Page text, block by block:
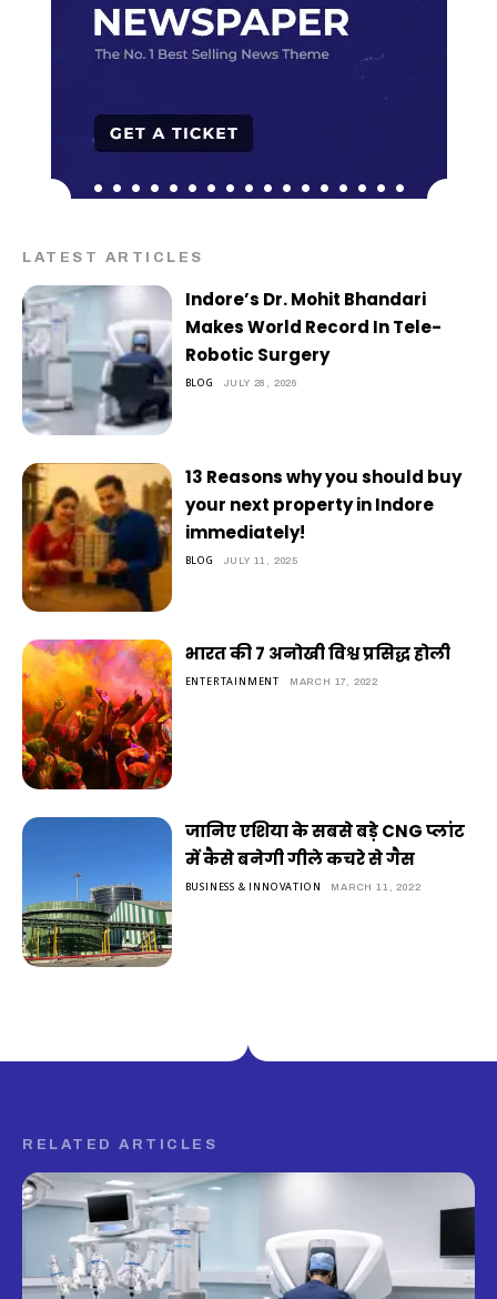
LATEST ARTICLES
Indore’s Dr. Mohit Bhandari
Makes World Record In Tele-
Robotic Surgery
BLOG JULY 28, 2026
13 Reasons why you should buy
your next property in Indore
immediately!
BLOG JULY 11, 2025
भारत की 7 अनोखी विश्व प्रसिद्ध होली
ENTERTAINMENT MARCH 17, 2022
जानिए एशिया के सबसे बड़े CNG प्लांट
में कैसे बनेगी गीले कचरे से गैस
BUSINESS & INNOVATION MARCH 11, 2022
RELATED ARTICLES